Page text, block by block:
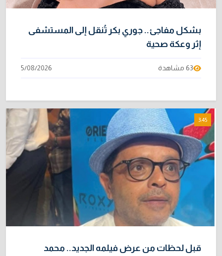
بشكل مفاجئ.. جوري بكر تُنقل إلى المستشفى
إثر وعكة صحية
63 مشاهدة 5/08/2026
3:45
قبل لحظات من عرض فيلمه الجديد.. محمد